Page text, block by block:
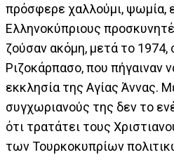
πρόσφερε χαλλούμι, ψωμία,
Ελληνοκύπριους
ζούσαν ακόμη, μετά το 1974,
Ριζοκάρπασο, που πήγαιναν
εκκλησία της Αγίας Άννας.
συγχωριανούς της δεν το
ότι τρατάτει τους
των Τουρκοκυπρίων